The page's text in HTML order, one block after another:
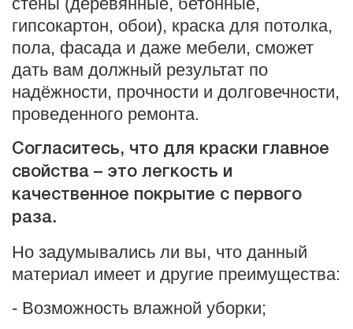
гипсокартон, обои), краска для потолка,
пола, фасада и даже мебели, сможет
дать вам должный результат по
надёжности, прочности и долговечности,
проведенного ремонта.
Согласитесь, что для краски главное
свойства – это легкость и
качественное покрытие с первого
раза.
Но задумывались ли вы, что данный
материал имеет и другие преимущества:
- Возможность влажной уборки;